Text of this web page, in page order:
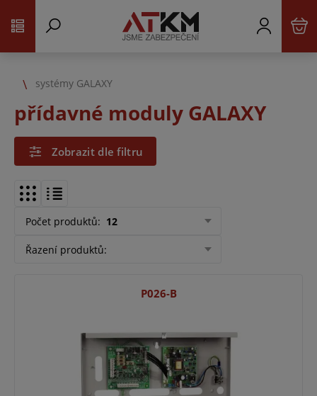
systémy GALAXY
přídavné moduly GALAXY
Zobrazit dle filtru
Počet produktů: 12
Řazení produktů:
P026-B